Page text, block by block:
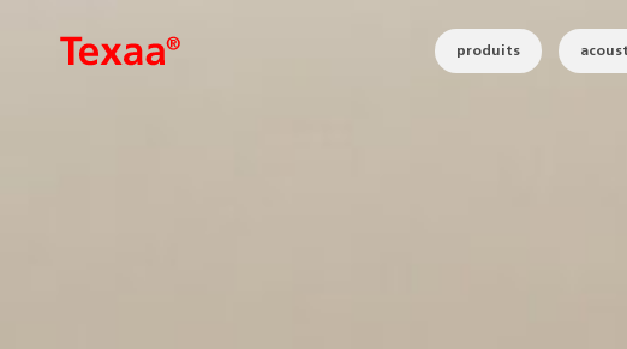
produits